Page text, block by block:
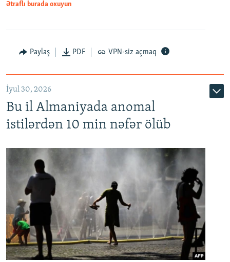
Ətraflı burada oxuyun
Paylaş PDF VPN-siz açmaq
İyul 30, 2026
Bu il Almaniyada anomal
istilərdən 10 min nəfər ölüb